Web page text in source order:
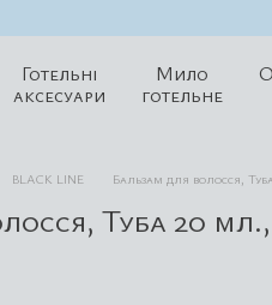
Готельні
аксесуари
Мило
готельне
BLACK LINE Бальзам для волосся,
Туба 20